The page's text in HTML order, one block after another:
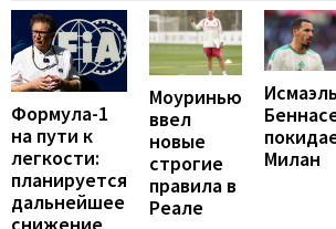
Формула-1
на пути к
легкости:
планируется
дальнейшее
снижение
Моуринью
ввел
новые
строгие
правила в
Реале
Исмаэль
Милан